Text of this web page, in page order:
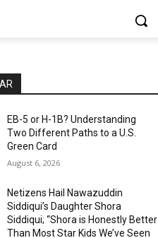
EB-5 or H-1B? Understanding
Two Different Paths to a U.S.
Green Card
August 6, 2026
Netizens Hail Nawazuddin
Siddiqui’s Daughter Shora
Siddiqui; “Shora is Honestly Better
Than Most Star Kids We’ve Seen